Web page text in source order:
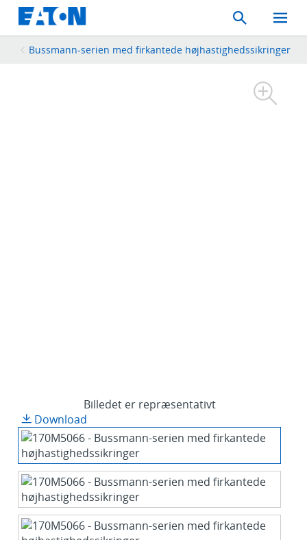
Search
Toggle
Mobile
Menu
Bussmann-serien med firkantede højhastighedssikringer
Billedet er repræsentativt
Download